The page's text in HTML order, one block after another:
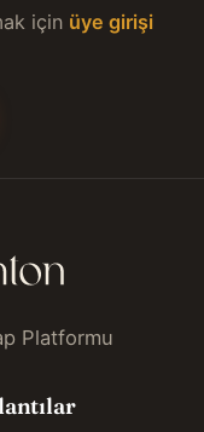
için üye girişi
Platformu